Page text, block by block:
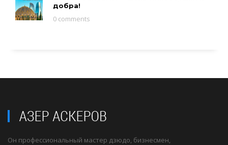
добра!
0 comments
Он профессиональный мастер дзюдо, бизнесмен,